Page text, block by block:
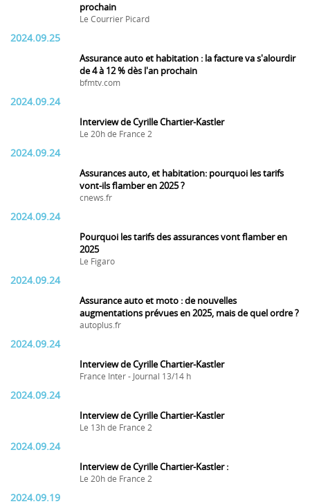
prochain
Le Courrier Picard
2024.09.25
Assurance auto et habitation : la facture va s'alourdir
de 4 à 12 % dès l'an prochain
bfmtv.com
2024.09.24
Interview de Cyrille Chartier-Kastler
Le 20h de France 2
2024.09.24
Assurances auto, et habitation: pourquoi les tarifs
vont-ils flamber en 2025 ?
cnews.fr
2024.09.24
Pourquoi les tarifs des assurances vont flamber en
2025
Le Figaro
2024.09.24
Assurance auto et moto : de nouvelles
augmentations prévues en 2025, mais de quel ordre ?
autoplus.fr
2024.09.24
Interview de Cyrille Chartier-Kastler
France Inter - Journal 13/14 h
2024.09.24
Interview de Cyrille Chartier-Kastler
Le 13h de France 2
2024.09.24
Interview de Cyrille Chartier-Kastler :
Le 20h de France 2
2024.09.19